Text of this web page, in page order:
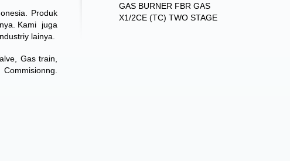
Produk
Kami juga
lainya.
Gas train,
GAS BURNER FBR GAS
X1/2CE (TC) TWO STAGE